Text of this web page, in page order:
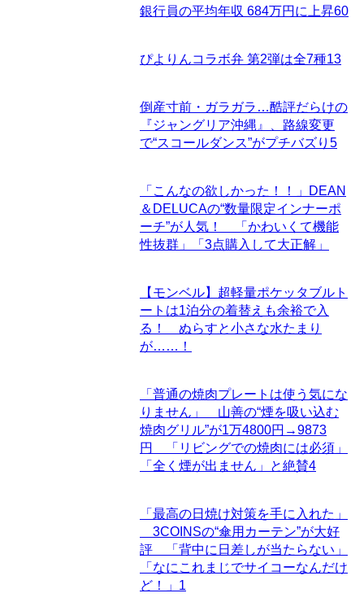
銀行員の平均年収 684万円に上昇60
ぴよりんコラボ弁 第2弾は全7種13
倒産寸前・ガラガラ…酷評だらけの
『ジャングリア沖縄』、路線変更
で“スコールダンス”がプチバズり 5
「こんなの欲しかった！！」DEAN
＆DELUCAの“数量限定インナーポ
ーチ”が人気！ 「かわいくて機能
性抜群」「3点購入して大正解」
【モンベル】超軽量ポケッタブルト
ートは1泊分の着替えも余裕で入
る！ ぬらすと小さな水たまり
が……！
「普通の焼肉プレートは使う気にな
りません」 山善の“煙を吸い込む
焼肉グリル”が1万4800円→9873
円 「リビングでの焼肉には必須」
「全く煙が出ません」と絶賛4
「最高の日焼け対策を手に入れた」
3COINSの“傘用カーテン”が大好
評 「背中に日差しが当たらない」
「なにこれまじでサイコーなんだけ
ど！」 1